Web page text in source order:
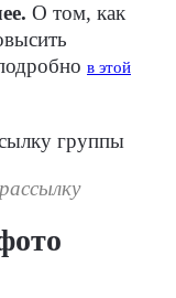
О том, как
в этой